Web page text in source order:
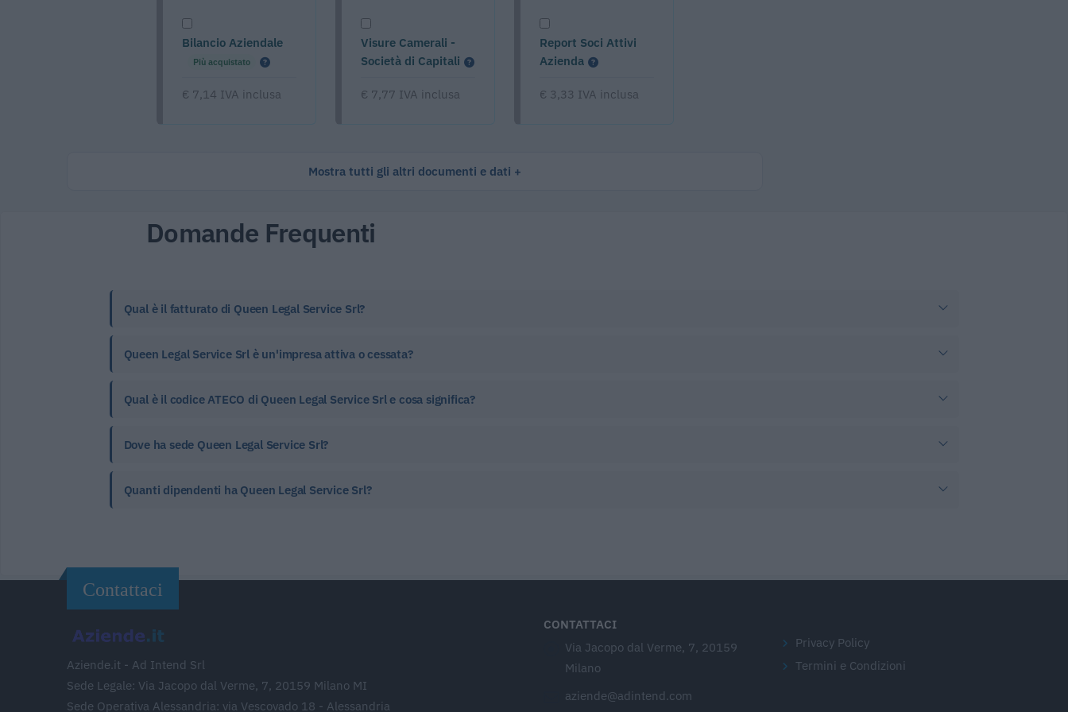
Bilancio Aziendale
Più acquistato
€ 7,14 IVA inclusa
Visure Camerali -
Società di Capitali
€ 7,77 IVA inclusa
Report Soci Attivi
Azienda
€ 3,33 IVA inclusa
Mostra tutti gli altri documenti e dati
Domande Frequenti
Qual è il fatturato di Queen Legal Service Srl?
Queen Legal Service Srl è un'impresa attiva o cessata?
Qual è il codice ATECO di Queen Legal Service Srl e cosa significa?
Dove ha sede Queen Legal Service Srl?
Quanti dipendenti ha Queen Legal Service Srl?
Contattaci
Aziende.it - Ad Intend Srl
Sede Legale: Via Jacopo dal Verme, 7, 20159 Milano MI
Sede Operativa Alessandria: via Vescovado 18 - Alessandria
CONTATTACI
Via Jacopo dal Verme, 7, 20159
Milano
aziende@adintend.com
Privacy Policy
Termini e Condizioni